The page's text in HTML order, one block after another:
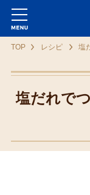
TOP レシピ 塩
塩だれで